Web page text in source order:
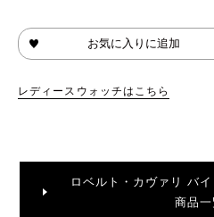
お気に入りに追加
レディースウォッチはこちら
ロベルト・カヴァリ バ
商品一